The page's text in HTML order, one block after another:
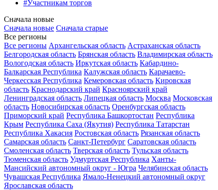
#Участникам торгов
Сначала новые
Сначала новые Сначала старые
Все регионы
Все регионы Архангельская область Астраханская область
Белгородская область Брянская область Владимирская область
Вологодская область Иркутская область Кабардино-
Балкарская Республика Калужская область Карачаево-
Черкесская Республика Кемеровская область Кировская
область Краснодарский край Красноярский край
Ленинградская область Липецкая область Москва Московская
область Новосибирская область Оренбургская область
Приморский край Республика Башкортостан Республика
Крым Республика Саха (Якутия) Республика Татарстан
Республика Хакасия Ростовская область Рязанская область
Самарская область Санкт-Петербург Саратовская область
Смоленская область Тверская область Тульская область
Тюменская область Удмуртская Республика Ханты-
Мансийский автономный округ - Югра Челябинская область
Чувашская Республика Ямало-Ненецкий автономный округ
Ярославская область